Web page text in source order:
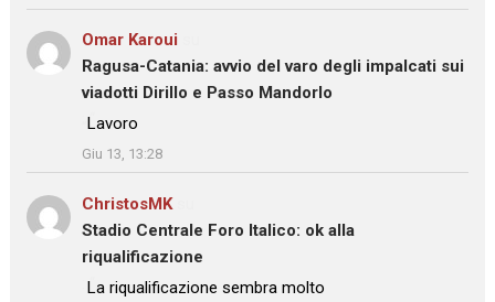
Omar Karoui
Ragusa-Catania: avvio del varo degli impalcati sui
viadotti Dirillo e Passo Mandorlo
: “Lavoro
”
Giu 13, 13:28
ChristosMKsu
Stadio Centrale Foro Italico: ok alla
riqualificazione
: “La riqualificazione sembra molto